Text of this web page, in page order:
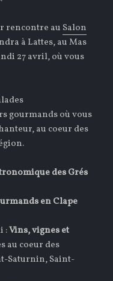
rencontre au Salon
à Lattes, au Mas
27 avril, où vous
gourmands où vous
au coeur des
des Grés
en Clape
:Vins, vignes et
au coeur des
Saturnin, Saint-